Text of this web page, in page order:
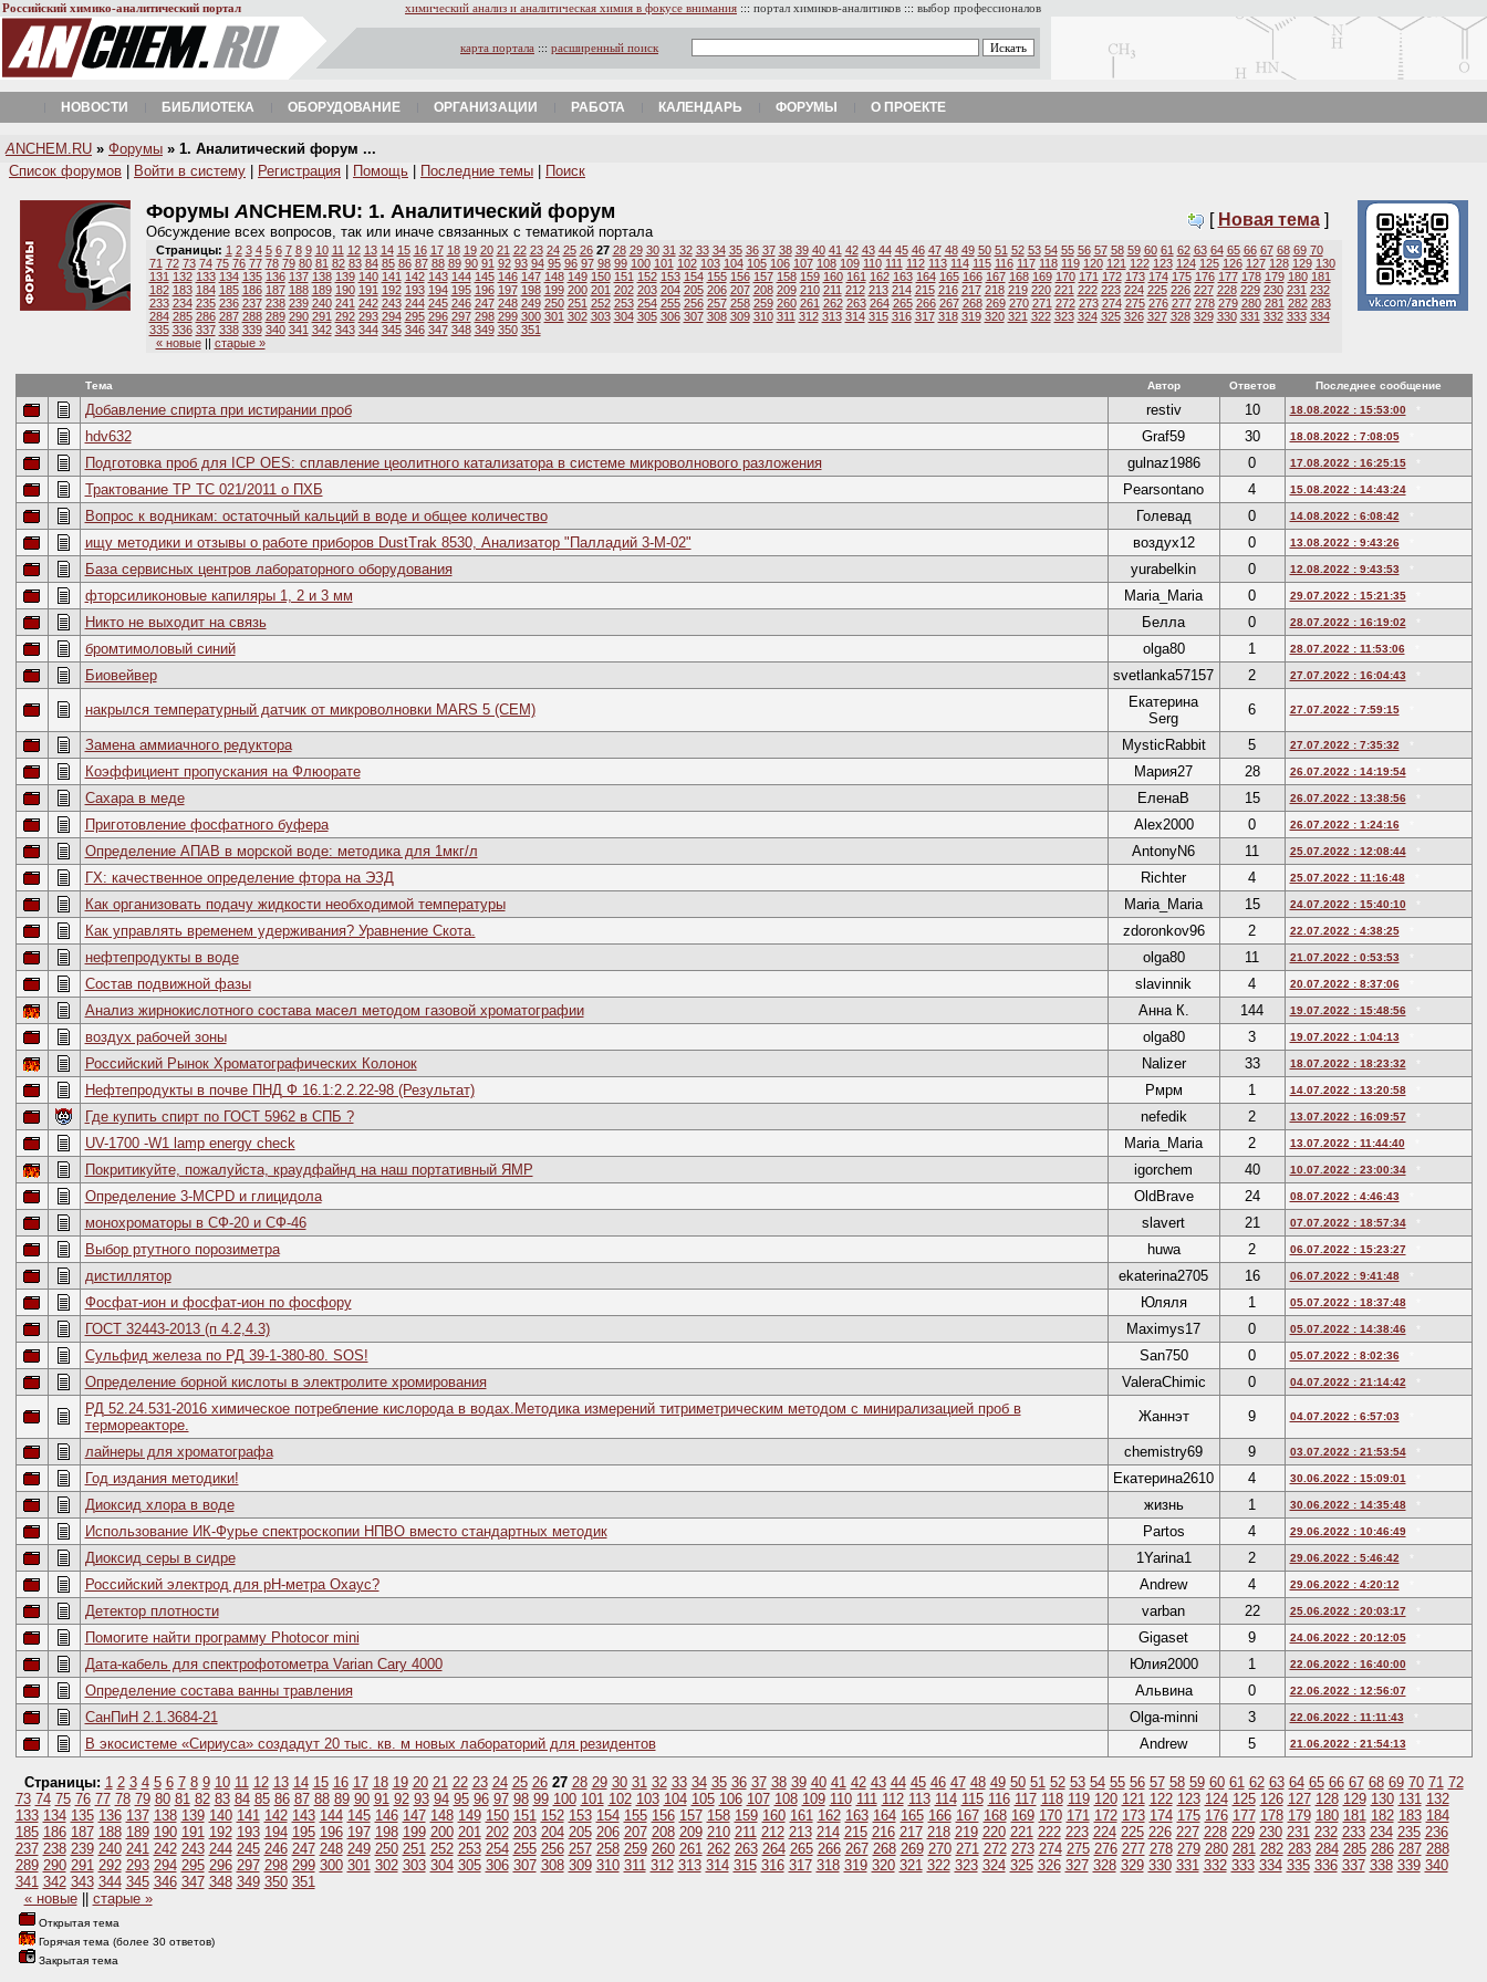
Российский химико-аналитический портал химический анализ и аналитическая химия в фокусе внимания ::: портал химиков-аналитиков ::: выбор профессионалов
карта портала ::: расширенный поиск
НОВОСТИ БИБЛИОТЕКА ОБОРУДОВАНИЕ ОРГАНИЗАЦИИ РАБОТА КАЛЕНДАРЬ ФОРУМЫ О ПРОЕКТЕ
A NCHEM.RU » Форумы » 1. Аналитический форум ...
Список форумов
Войти в систему Регистрация Помощь Последние темы Поиск
ФорумыANCHEM.RU: 1. Аналитический форум
Обсуждение всех вопросов, так или иначе связанных с тематикой портала
[ Новая тема]
Страницы: 1 2 3 4 5 6 7 8 9 10 11 12 13 14 15 16 17 18 19 20 21 22 23 24 25 26 27 28 29 30 31 32 33 34 35 36 37 38 39 40 41 42 43 44 45 46 47 48 49 50 51 52 53 54 55 56 57 58 59 60 61 62 63 64 65 66 67 68 69 70
71 72 73 74 75 76 77 78 79 80 81 82 83 84 85 86 87 88 89 90 91 92 93 94 95 96 97 98 99 100 101 102 103 104 105 106 107 108 109 110 111 112 113 114 115 116 117 118 119 120 121 122 123 124 125 126 127 128 129 130
131 132 133 134 135 136 137 138 139 140 141 142 143 144 145 146 147 148 149 150 151 152 153 154 155 156 157 158 159 160 161 162 163 164 165 166 167 168 169 170 171 172 173 174 175 176 177 178 179 180 181
182 183 184 185 186 187 188 189 190 191 192 193 194 195 196 197 198 199 200 201 202 203 204 205 206 207 208 209 210 211 212 213 214 215 216 217 218 219 220 221 222 223 224 225 226 227 228 229 230 231 232
233 234 235 236 237 238 239 240 241 242 243 244 245 246 247 248 249 250 251 252 253 254 255 256 257 258 259 260 261 262 263 264 265 266 267 268 269 270 271 272 273 274 275 276 277 278 279 280 281 282 283
284 285 286 287 288 289 290 291 292 293 294 295 296 297 298 299 300 301 302 303 304 305 306 307 308 309 310 311 312 313 314 315 316 317 318 319 320 321 322 323 324 325 326 327 328 329 330 331 332 333 334
335 336 337 338 339 340 341 342 343 344 345 346 347 348 349 350 351
« новые|| старые »
Тема Автор Ответов Последнее сообщение
Добавление спирта при истирании проб restiv 10 18.08.2022 : 15:53:00
hdv632 Graf59 30 18.08.2022 : 7:08:05
Подготовка проб для ICP OES: сплавление цеолитного катализатора в системе микроволнового разложения gulnaz1986 0 17.08.2022 : 16:25:15
Трактование ТР ТС 021/2011 о ПХБ Pearsontano 4 15.08.2022 : 14:43:24
Вопрос к водникам: остаточный кальций в воде и общее количество Голевад 0 14.08.2022 : 6:08:42
ищу методики и отзывы о работе приборов DustTrak 8530, Анализатор "Палладий 3-М-02" воздух12 0 13.08.2022 : 9:43:26
База сервисных центров лабораторного оборудования yurabelkin 0 12.08.2022 : 9:43:53
фторсиликоновые капиляры 1, 2 и 3 мм Maria_Maria 0 29.07.2022 : 15:21:35
Никто не выходит на связь Белла 0 28.07.2022 : 16:19:02
бромтимоловый синий olga80 1 28.07.2022 : 11:53:06
Биовейвер svetlanka57157 2 27.07.2022 : 16:04:43
накрылся температурный датчик от микроволновки MARS 5 (CEM)
Екатерина
Serg
6 27.07.2022 : 7:59:15
Замена аммиачного редуктора MysticRabbit 5 27.07.2022 : 7:35:32
Коэффициент пропускания на Флюорате Мария27 28 26.07.2022 : 14:19:54
Сахара в меде ЕленаВ 15 26.07.2022 : 13:38:56
Приготовление фосфатного буфера Alex2000 0 26.07.2022 : 1:24:16
Определение АПАВ в морской воде: методика для 1мкг/л AntonyN6 11 25.07.2022 : 12:08:44
ГХ: качественное определение фтора на ЭЗД Richter 4 25.07.2022 : 11:16:48
Как организовать подачу жидкости необходимой температуры Maria_Maria 15 24.07.2022 : 15:40:10
Как управлять временем удерживания? Уравнение Скота. zdoronkov96 2 22.07.2022 : 4:38:25
нефтепродукты в воде olga80 11 21.07.2022 : 0:53:53
Состав подвижной фазы slavinnik 4 20.07.2022 : 8:37:06
Анализ жирнокислотного состава масел методом газовой хроматографии Анна К. 144 19.07.2022 : 15:48:56
воздух рабочей зоны olga80 3 19.07.2022 : 1:04:13
Российский Рынок Хроматографических Колонок Nalizer 33 18.07.2022 : 18:23:32
Нефтепродукты в почве ПНД Ф 16.1:2.2.22-98 (Результат) Рмрм 1 14.07.2022 : 13:20:58
Где купить спирт по ГОСТ 5962 в СПБ ? nefedik 2 13.07.2022 : 16:09:57
UV-1700 -W1 lamp energy check Maria_Maria 2 13.07.2022 : 11:44:40
Покритикуйте, пожалуйста, краудфайнд на наш портативный ЯМР igorchem 40 10.07.2022 : 23:00:34
Определение 3-MCPD и глицидола OldBrave 24 08.07.2022 : 4:46:43
монохроматоры в СФ-20 и СФ-46 slavert 21 07.07.2022 : 18:57:34
Выбор ртутного порозиметра huwa 2 06.07.2022 : 15:23:27
дистиллятор ekaterina2705 16 06.07.2022 : 9:41:48
Фосфат-ион и фосфат-ион по фосфору Юляля 1 05.07.2022 : 18:37:48
ГОСТ 32443-2013 (п 4.2,4.3) Maximys17 0 05.07.2022 : 14:38:46
Сульфид железа по РД 39-1-380-80. SOS! San750 0 05.07.2022 : 8:02:36
Определение борной кислоты в электролите хромирования ValeraChimic 0 04.07.2022 : 21:14:42
РД 52.24.531-2016 химическое потребление кислорода в водах.Методика измерений титриметрическим методом с минирализацией проб в
термореакторе.
Жаннэт 9 04.07.2022 : 6:57:03
лайнеры для хроматографа chemistry69 9 03.07.2022 : 21:53:54
Год издания методики! Екатерина2610 4 30.06.2022 : 15:09:01
Диоксид хлора в воде жизнь 1 30.06.2022 : 14:35:48
Использование ИК-Фурье спектроскопии НПВО вместо стандартных методик Partos 4 29.06.2022 : 10:46:49
Диоксид серы в сидре 1Yarina1 2 29.06.2022 : 5:46:42
Российский электрод для рН-метра Охаус? Andrew 4 29.06.2022 : 4:20:12
Детектор плотности varban 22 25.06.2022 : 20:03:17
Помогите найти программу Photocor mini Gigaset 9 24.06.2022 : 20:12:05
Дата-кабель для спектрофотометра Varian Cary 4000 Юлия2000 1 22.06.2022 : 16:40:00
Определение состава ванны травления Альвина 0 22.06.2022 : 12:56:07
СанПиН 2.1.3684-21 Olga-minni 3 22.06.2022 : 11:11:43
В экосистеме «Сириуса» создадут 20 тыс. кв. м новых лабораторий для резидентов Andrew 5 21.06.2022 : 21:54:13
Страницы: 1 2 3 4 5 6 7 8 9 10 11 12 13 14 15 16 17 18 19 20 21 22 23 24 25 26 27 28 29 30 31 32 33 34 35 36 37 38 39 40 41 42 43 44 45 46 47 48 49 50 51 52 53 54 55 56 57 58 59 60 61 62 63 64 65 66 67 68 69 70 71 72
73 74 75 76 77 78 79 80 81 82 83 84 85 86 87 88 89 90 91 92 93 94 95 96 97 98 99 100 101 102 103 104 105 106 107 108 109 110 111 112 113 114 115 116 117 118 119 120 121 122 123 124 125 126 127 128 129 130 131 132
133 134 135 136 137 138 139 140 141 142 143 144 145 146 147 148 149 150 151 152 153 154 155 156 157 158 159 160 161 162 163 164 165 166 167 168 169 170 171 172 173 174 175 176 177 178 179 180 181 182 183 184
185 186 187 188 189 190 191 192 193 194 195 196 197 198 199 200 201 202 203 204 205 206 207 208 209 210 211 212 213 214 215 216 217 218 219 220 221 222 223 224 225 226 227 228 229 230 231 232 233 234 235 236
237 238 239 240 241 242 243 244 245 246 247 248 249 250 251 252 253 254 255 256 257 258 259 260 261 262 263 264 265 266 267 268 269 270 271 272 273 274 275 276 277 278 279 280 281 282 283 284 285 286 287 288
289 290 291 292 293 294 295 296 297 298 299 300 301 302 303 304 305 306 307 308 309 310 311 312 313 314 315 316 317 318 319 320 321 322 323 324 325 326 327 328 329 330 331 332 333 334 335 336 337 338 339 340
341 342 343 344 345 346 347 348 349 350 351
« новые|| старые »
Открытая тема
Горячая тема (более 30 ответов)
Закрытая тема